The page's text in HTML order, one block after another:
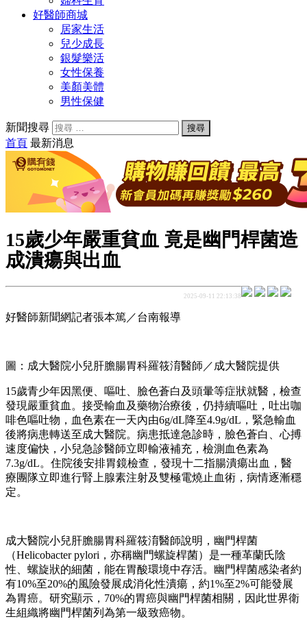
好醫師商城
居家生活
兒少成長
銀髮樂活
女性保養
美顏美體
男性保健
新聞搜尋
首頁 最新消息
15歲少年嚴重貧血 竟是幽門桿菌造
成潰瘍與出血
2025-09-11 22:13:38
好醫師新聞網記者張本篤／台南報導
圖：成大醫院小兒肝膽腸胃科羅筱淯醫師／成大醫院提供
15歲青少年因黑便、嘔吐、臉色蒼白及頭暈等症狀就醫，檢查
發現嚴重貧血。接受輸血及藥物治療後，仍持續嘔吐，吐出咖
啡色嘔吐物，血色素在一天內由6g/dL降至4.9g/dL，緊急輸血
後將病患轉送至成大醫院。病患抵達急診時，臉色蒼白、心搏
速度偏快，小兒急診醫師立即輸液補充，檢測血色素為
7.3g/dL。住院後安排胃鏡檢查，發現十二指腸潰瘍出血，醫
療團隊立即進行腎上腺素注射及雙極電燒止血術，病情逐漸穩
定。
成大醫院小兒肝膽腸胃科羅筱淯醫師說明，幽門桿菌
（Helicobacter pylori，亦稱幽門螺旋桿菌）是一種革蘭氏陰
性、螺旋狀的細菌，能在胃酸環境中存活。幽門桿菌感染者約
有10%至20%的風險發展成消化性潰瘍，約1%至2%可能發展
為胃癌。研究顯示，70%的胃癌與幽門桿菌相關，因此世界衛
生組織將幽門桿菌列為第一級致癌物。